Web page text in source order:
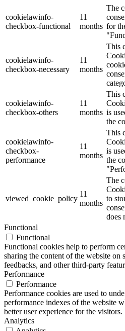
cookielawinfo-
checkbox-functional
11
months
The
for
cookielawinfo-
checkbox-necessary
11
months
This
cookielawinfo-
checkbox-others
11
months
This
is
the
cookielawinfo-
checkbox-
performance
11
months
This
is
the
viewed_cookie_policy
11
months
The
to
does
Functional
Functional
Functional cookies help to perform
sharing the content of the website on
feedbacks, and other third-party
Performance
Performance
Performance cookies are used to
performance indexes of the website
better user experience for the visitors.
Analytics